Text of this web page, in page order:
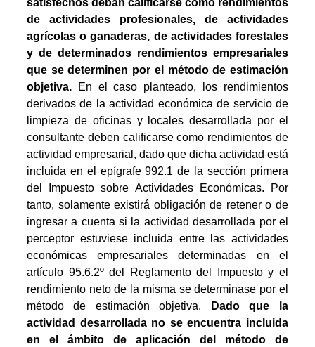
satisfechos deban calificarse como rendimientos
de actividades profesionales, de actividades
agrícolas o ganaderas, de actividades forestales
y de determinados rendimientos empresariales
que se determinen por el método de estimación
objetiva. En el caso planteado, los rendimientos
derivados de la actividad económica de servicio de
limpieza de oficinas y locales desarrollada por el
consultante deben calificarse como rendimientos de
actividad empresarial, dado que dicha actividad está
incluida en el epígrafe 992.1 de la sección primera
del Impuesto sobre Actividades Económicas. Por
tanto, solamente existirá obligación de retener o de
ingresar a cuenta si la actividad desarrollada por el
perceptor estuviese incluida entre las actividades
económicas empresariales determinadas en el
artículo 95.6.2º del Reglamento del Impuesto y el
rendimiento neto de la misma se determinase por el
método de estimación objetiva.
Dado que la
actividad desarrollada no se encuentra incluida
en el ámbito de aplicación del método de